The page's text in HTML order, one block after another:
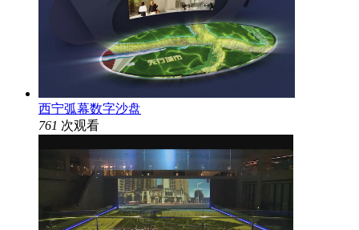
西宁弧幕数字沙盘
761 次观看